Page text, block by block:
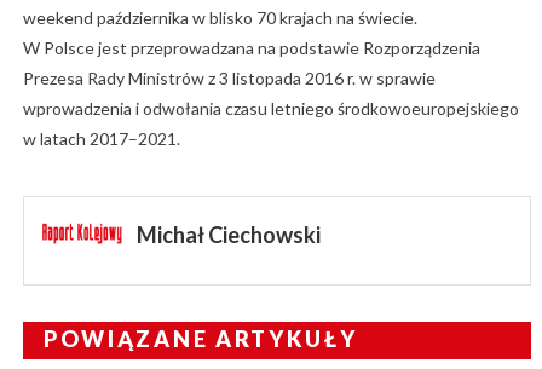
weekend października w blisko 70 krajach na świecie.
W Polsce jest przeprowadzana na podstawie Rozporządzenia
Prezesa Rady Ministrów z 3 listopada 2016 r. w sprawie
wprowadzenia i odwołania czasu letniego środkowoeuropejskiego
w latach 2017–2021.
Michał Ciechowski
POWIĄZANE ARTYKUŁY